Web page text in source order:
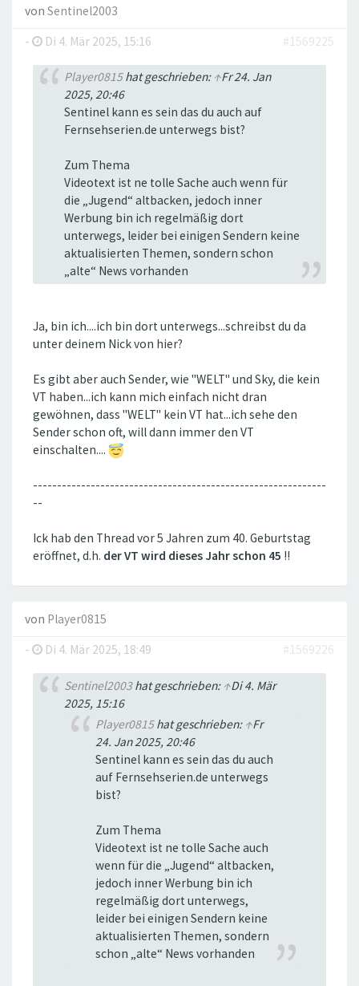
von Sentinel2003
-
Di 4. Mär 2025, 15:16 #1569225
Player0815hat geschrieben: ↑Fr 24. Jan
2025, 20:46
Sentinel kann es sein das du auch auf
Fernsehserien.de unterwegs bist?
Zum Thema
Videotext ist ne tolle Sache auch wenn für
die „Jugend“ altbacken, jedoch inner
Werbung bin ich regelmäßig dort
unterwegs, leider bei einigen Sendern keine
aktualisierten Themen, sondern schon
„alte“ News vorhanden
Ja, bin ich....ich bin dort unterwegs...schreibst du da
unter deinem Nick von hier?
Es gibt aber auch Sender, wie "WELT" und Sky, die kein
VT haben...ich kann mich einfach nicht dran
gewöhnen, dass "WELT" kein VT hat...ich sehe den
Sender schon oft, will dann immer den VT
einschalten....
-------------------------------------------------------------
--
Ick hab den Thread vor 5 Jahren zum 40. Geburtstag
eröffnet, d.h. der VT wird dieses Jahr schon 45 !!
von Player0815
-
Di 4. Mär 2025, 18:49 #1569226
Sentinel2003hat geschrieben: ↑Di 4. Mär
2025, 15:16
Player0815hat geschrieben: ↑Fr
24. Jan 2025, 20:46
Sentinel kann es sein das du auch
auf Fernsehserien.de unterwegs
bist?
Zum Thema
Videotext ist ne tolle Sache auch
wenn für die „Jugend“ altbacken,
jedoch inner Werbung bin ich
regelmäßig dort unterwegs,
leider bei einigen Sendern keine
aktualisierten Themen, sondern
schon „alte“ News vorhanden